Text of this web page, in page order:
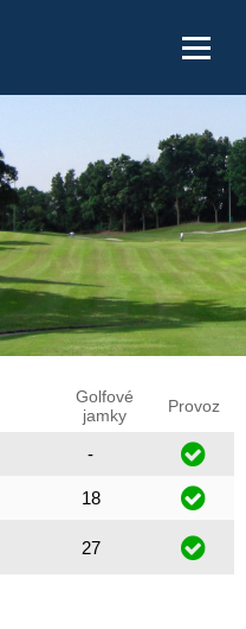
Golfové
jamky
Provoz
-
18
27